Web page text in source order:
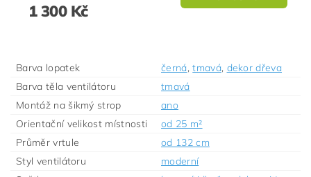
1 300 Kč
Barva lopatek černá,tmavá, dekor dřeva
Barva těla ventilátoru
tmavá
Montáž na šikmý strop
ano
Orientační velikost místnosti
od 25 m²
Průměr vrtule
od 132 cm
Styl ventilátoru
moderní